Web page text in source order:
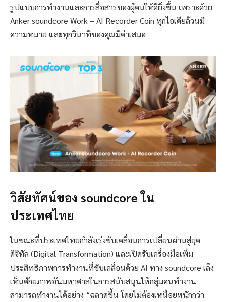
รูปแบบการทำงานและการสื่อสารของผู้คนให้ดียิ่งขึ้น เพราะด้วย
Anker soundcore Work – AI Recorder Coin ทุกไอเดียล้วนมี
ความหมาย และทุกวินาทีของคุณมีค่าเสมอ
วิสัยทัศน์ของ soundcore ใน
ประเทศไทย
ในขณะที่ประเทศไทยกำลังเร่งขับเคลื่อนการเปลี่ยนผ่านสู่ยุค
ดิจิทัล (Digital Transformation) และเปิดรับเครื่องมือเพิ่ม
ประสิทธิภาพการทำงานที่ขับเคลื่อนด้วย AI ทาง soundcore เล็ง
เห็นศักยภาพอันมหาศาลในการสนับสนุนให้กลุ่มคนทำงาน
สามารถทำงานได้อย่าง “ฉลาดขึ้น โดยไม่ต้องเหนื่อยหนักกว่า